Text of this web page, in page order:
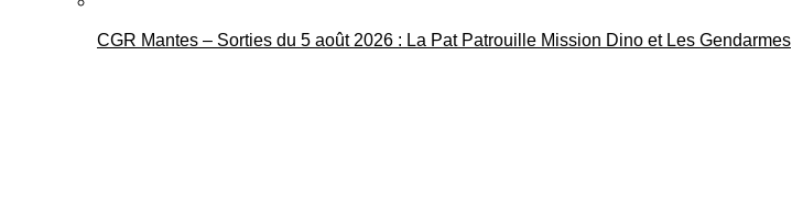
CGR Mantes – Sorties du 5 août 2026 : La Pat Patrouille Mission Dino et Les Gendarmes